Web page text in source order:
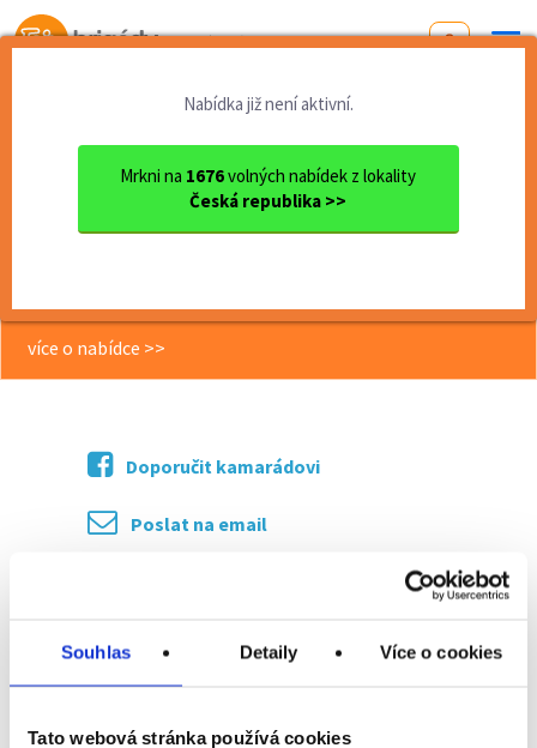
Souhlas Detaily Více o cookies
Tato webová stránka používá cookies
Od první brigády
Nabídka již není aktivní.
Mrkni na 1676volných nabídek z lokality
Česká republika >>
Jihomoravský kraj
okres Brno - venkov
Brigády na DPČ | Brno a oko...
Brigády na DPČ | Brno a okolí |
více o nabídce >>
Doporučit kamarádovi
Poslat na email
Zpět